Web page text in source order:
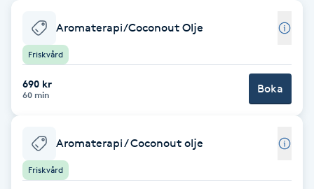
Babylights
Balayage
Barber
Barnklippning
Aromaterapi/Coconout Olje
Friskvård
690 kr
60 min Boka
Aromaterapi / Coconout olje
Friskvård